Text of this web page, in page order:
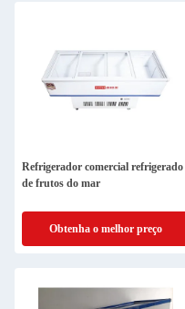
Refrigerador comercial refrigerado
de frutos do mar
Obtenha o melhor preço